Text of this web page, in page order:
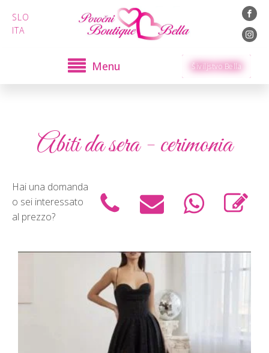
SLO
ITA
Menu Šiviljstvo Bella
Abiti da sera - cerimonia
Hai una domanda
o sei interessato
al prezzo?